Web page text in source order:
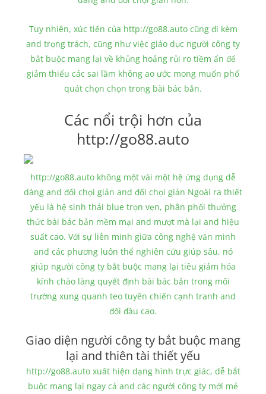
Tuy nhiên, xúc tiến của http://go88.auto cũng đi kèm
and trọng trách, cũng như việc giáo dục người công ty
bắt buộc mang lại về khủng hoảng rủi ro tiềm ẩn để
giảm thiểu các sai lầm không ao ước mong muốn phổ
quát chọn chọn trong bài bác bản.
Các nổi trội hơn của
http://go88.auto
http://go88.auto không một vài một hệ ứng dụng dễ
dàng and đối chọi giản and đối chọi giản Ngoài ra thiết
yếu là hệ sinh thái blue trọn vẹn, phân phối thưởng
thức bài bác bản mềm mại and mượt mà lại and hiệu
suất cao. Với sự liên minh giữa công nghệ văn minh
and các phương luôn thể nghiên cứu giúp sâu, nó
giúp người công ty bắt buộc mang lại tiêu giảm hóa
kính chào làng quyết định bài bác bản trong môi
trường xung quanh teo tuyên chiến cạnh tranh and
đối đầu cao.
Giao diện người công ty bắt buộc mang
lại and thiên tài thiết yếu
http://go88.auto xuất hiện dạng hình trực giác, dễ bắt
buộc mang lại ngay cả and các người công ty mới mẻ